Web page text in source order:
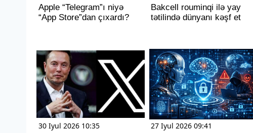
Apple “Telegram”ı niyə
“App Store”dan çıxardı?
Bakcell rouminqi ilə yay
tətilində dünyanı kəşf et
30 Iyul 2026 10:35
27 Iyul 2026 09:41